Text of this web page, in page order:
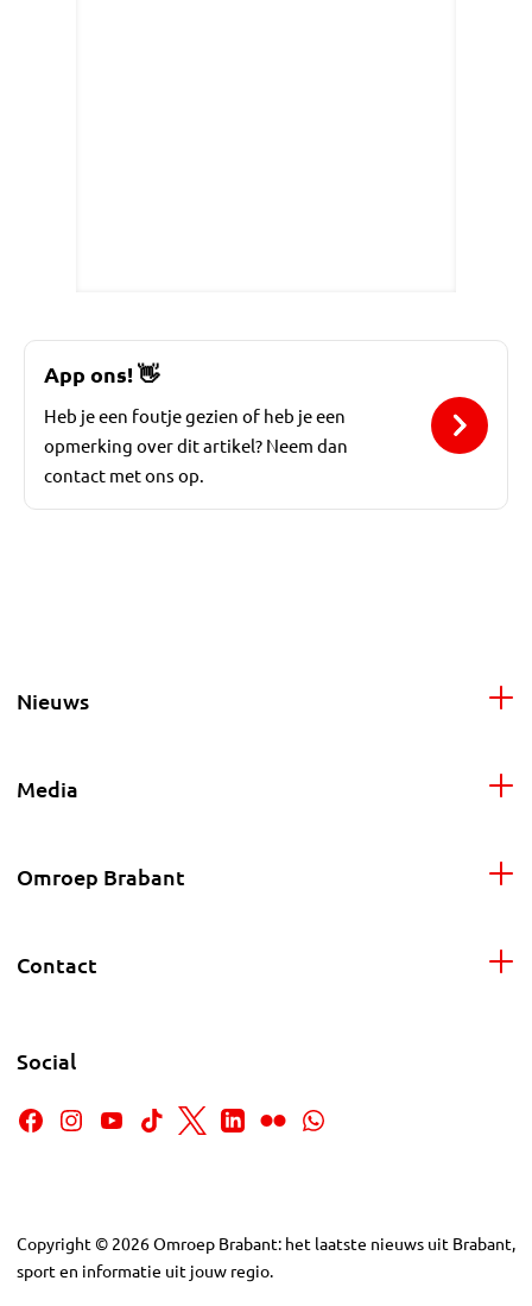
App ons!👋
Heb je een foutje gezien of heb je een
opmerking over dit artikel? Neem dan
contact met ons op.
Nieuws
Media
Omroep Brabant
Contact
Social
Copyright © 2026Omroep Brabant: het laatste nieuws uit Brabant,
sport en informatie uit jouw regio.